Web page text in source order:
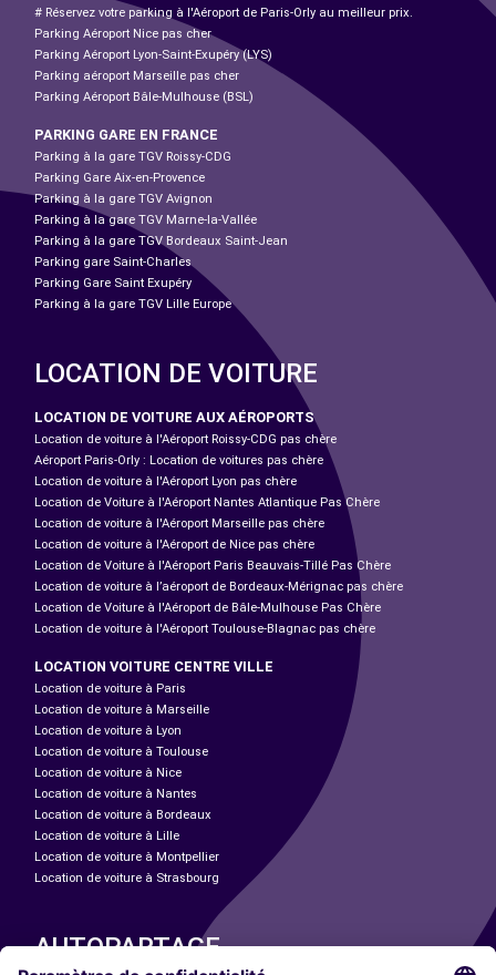
# Réservez votre parking à l'Aéroport de Paris-Orly au meilleur prix.
Parking Aéroport Nice pas cher
Parking Aéroport Lyon-Saint-Exupéry (LYS)
Parking aéroport Marseille pas cher
Parking Aéroport Bâle-Mulhouse (BSL)
PARKING GARE EN FRANCE
Parking à la gare TGV Roissy-CDG
Parking Gare Aix-en-Provence
Parking à la gare TGV Avignon
Parking à la gare TGV Marne-la-Vallée
Parking à la gare TGV Bordeaux Saint-Jean
Parking gare Saint-Charles
Parking Gare Saint Exupéry
Parking à la gare TGV Lille Europe
LOCATION DE VOITURE
LOCATION DE VOITURE AUX AÉROPORTS
Location de voiture à l'Aéroport Roissy-CDG pas chère
Aéroport Paris-Orly : Location de voitures pas chère
Location de voiture à l'Aéroport Lyon pas chère
Location de Voiture à l'Aéroport Nantes Atlantique Pas Chère
Location de voiture à l'Aéroport Marseille pas chère
Location de voiture à l'Aéroport de Nice pas chère
Location de Voiture à l'Aéroport Paris Beauvais-Tillé Pas Chère
Location de voiture à l’aéroport de Bordeaux-Mérignac pas chère
Location de Voiture à l'Aéroport de Bâle-Mulhouse Pas Chère
Location de voiture à l'Aéroport Toulouse-Blagnac pas chère
LOCATION VOITURE CENTRE VILLE
Location de voiture à Paris
Location de voiture à Marseille
Location de voiture à Lyon
Location de voiture à Toulouse
Location de voiture à Nice
Location de voiture à Nantes
Location de voiture à Bordeaux
Location de voiture à Lille
Location de voiture à Montpellier
Location de voiture à Strasbourg
AUTOPARTAGE